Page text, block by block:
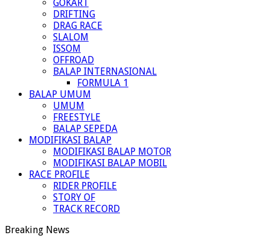
GOKART
DRIFTING
DRAG RACE
SLALOM
ISSOM
OFFROAD
BALAP INTERNASIONAL
FORMULA 1
BALAP UMUM
UMUM
FREESTYLE
BALAP SEPEDA
MODIFIKASI BALAP
MODIFIKASI BALAP MOTOR
MODIFIKASI BALAP MOBIL
RACE PROFILE
RIDER PROFILE
STORY OF
TRACK RECORD
Breaking News